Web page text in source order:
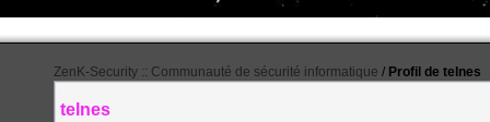
ZenK-Security :: Communauté de sécurité informatique / Profil de telnes
telnes